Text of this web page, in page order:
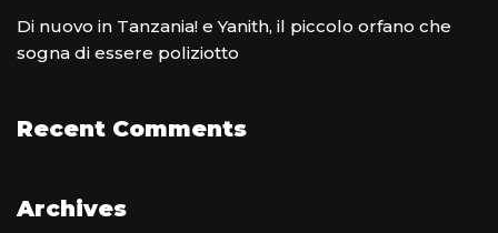
Di nuovo in Tanzania! e Yanith, il piccolo orfano che
sogna di essere poliziotto
Recent Comments
Archives